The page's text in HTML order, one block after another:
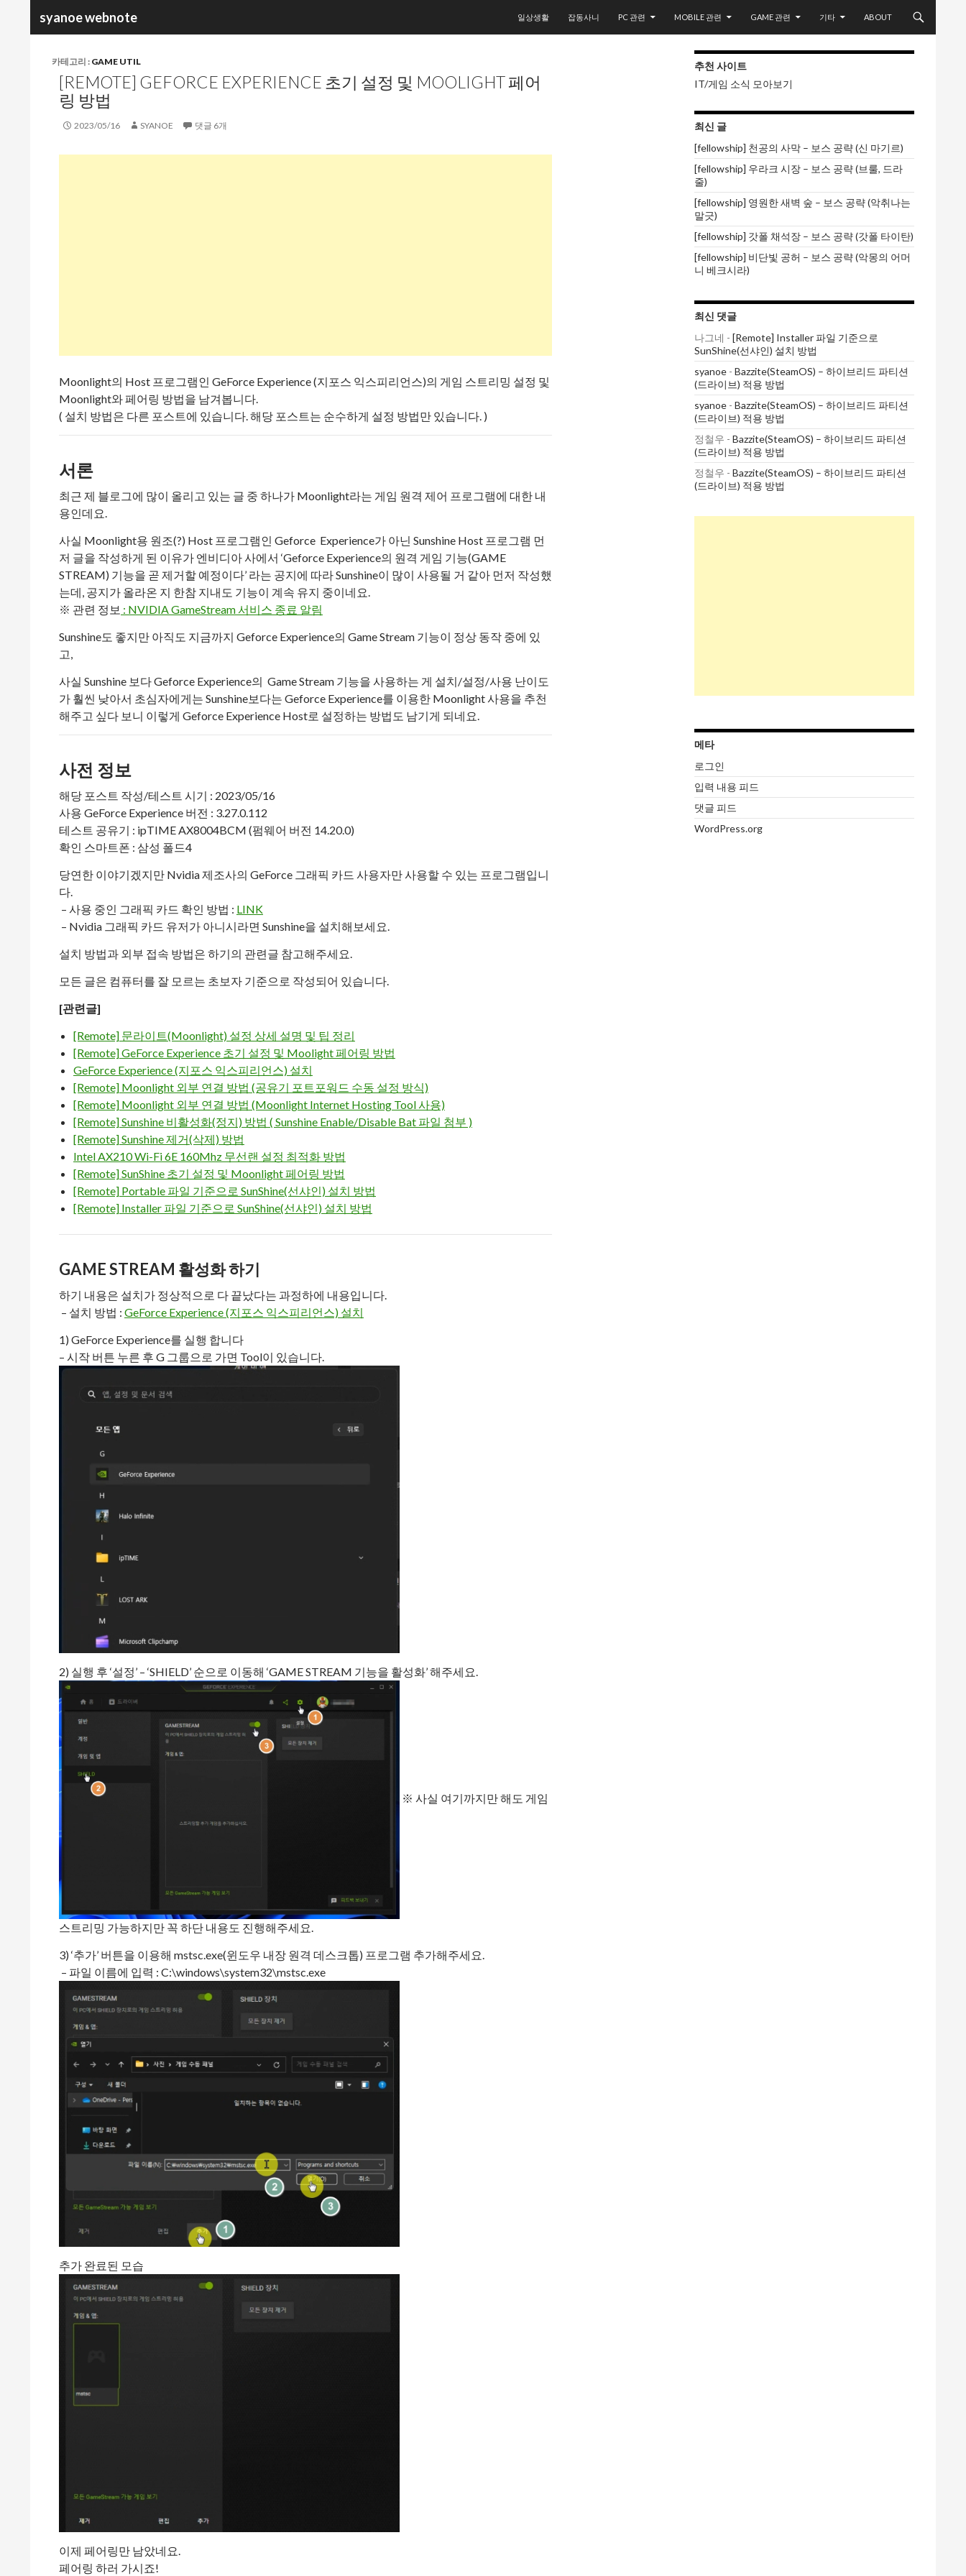
syanoe webnote
색
일상생활
잡동사니 PC 관련 MOBILE 관련 GAME 관련 기타 ABOUT
카테고리 : GAME UTIL
[REMOTE] GEFORCE EXPERIENCE 초기 설정 및 MOOLIGHT 페어
링 방법
2023/05/16 SYANOE 댓글 6개
Moonlight의 Host 프로그램인 GeForce Experience (지포스 익스피리언스)의 게임 스트리밍 설정 및
Moonlight와 페어링 방법을 남겨봅니다.
( 설치 방법은 다른 포스트에 있습니다. 해당 포스트는 순수하게 설정 방법만 있습니다. )
서론
최근 제 블로그에 많이 올리고 있는 글 중 하나가 Moonlight라는 게임 원격 제어 프로그램에 대한 내
용인데요.
사실 Moonlight용 원조(?) Host 프로그램인 Geforce Experience가 아닌 Sunshine Host 프로그램 먼
저 글을 작성하게 된 이유가 엔비디아 사에서 ‘Geforce Experience의 원격 게임 기능(GAME
STREAM) 기능을 곧 제거할 예정이다’ 라는 공지에 따라 Sunshine이 많이 사용될 거 같아 먼저 작성했
는데, 공지가 올라온 지 한참 지내도 기능이 계속 유지 중이네요.
※ 관련 정보 : NVIDIA GameStream 서비스 종료 알림
Sunshine도 좋지만 아직도 지금까지 Geforce Experience의 Game Stream 기능이 정상 동작 중에 있
고,
사실 Sunshine 보다 Geforce Experience의 Game Stream 기능을 사용하는 게 설치/설정/사용 난이도
가 훨씬 낮아서 초심자에게는 Sunshine보다는 Geforce Experience를 이용한 Moonlight 사용을 추천
해주고 싶다 보니 이렇게 Geforce Experience Host로 설정하는 방법도 남기게 되네요.
사전 정보
해당 포스트 작성/테스트 시기 : 2023/05/16
사용 GeForce Experience 버전 : 3.27.0.112
테스트 공유기 : ipTIME AX8004BCM (펌웨어 버전 14.20.0)
확인 스마트폰 : 삼성 폴드4
당연한 이야기겠지만 Nvidia 제조사의 GeForce 그래픽 카드 사용자만 사용할 수 있는 프로그램입니
다.
– 사용 중인 그래픽 카드 확인 방법 : LINK
– Nvidia 그래픽 카드 유저가 아니시라면 Sunshine을 설치해보세요.
설치 방법과 외부 접속 방법은 하기의 관련글 참고해주세요.
모든 글은 컴퓨터를 잘 모르는 초보자 기준으로 작성되어 있습니다.
[관련글]
[Remote] 문라이트(Moonlight) 설정 상세 설명 및 팁 정리
[Remote] GeForce Experience 초기 설정 및 Moolight 페어링 방법
GeForce Experience (지포스 익스피리언스) 설치
[Remote] Moonlight 외부 연결 방법 (공유기 포트포워드 수동 설정 방식)
[Remote] Moonlight 외부 연결 방법 (Moonlight Internet Hosting Tool 사용)
[Remote] Sunshine 비활성화(정지) 방법 ( Sunshine Enable/Disable Bat 파일 첨부 )
[Remote] Sunshine 제거(삭제) 방법
Intel AX210 Wi-Fi 6E 160Mhz 무선랜 설정 최적화 방법
[Remote] SunShine 초기 설정 및 Moonlight 페어링 방법
[Remote] Portable 파일 기준으로 SunShine(선샤인) 설치 방법
[Remote] Installer 파일 기준으로 SunShine(선샤인) 설치 방법
GAME STREAM 활성화 하기
하기 내용은 설치가 정상적으로 다 끝났다는 과정하에 내용입니다.
– 설치 방법 : GeForce Experience (지포스 익스피리언스) 설치
1) GeForce Experience를 실행 합니다
– 시작 버튼 누른 후 G 그룹으로 가면 Tool이 있습니다.
2) 실행 후 ‘설정’ – ‘SHIELD’ 순으로 이동해 ‘GAME STREAM 기능을 활성화’ 해주세요.
※ 사실 여기까지만 해도 게임
스트리밍 가능하지만 꼭 하단 내용도 진행해주세요.
3) ‘추가’ 버튼을 이용해 mstsc.exe(윈도우 내장 원격 데스크톱) 프로그램 추가해주세요.
– 파일 이름에 입력 : C:\windows\system32\mstsc.exe
추가 완료된 모습
이제 페어링만 남았네요.
페어링 하러 가시죠!
추천 사이트
IT/게임 소식 모아보기
최신 글
[fellowship] 천공의 사막 – 보스 공략 (신 마기르)
[fellowship] 우라크 시장 – 보스 공략 (브룰, 드라
줄)
[fellowship] 영원한 새벽 숲 – 보스 공략 (악취나는
말긋)
[fellowship] 갓폴 채석장 – 보스 공략 (갓폴 타이탄)
[fellowship] 비단빛 공허 – 보스 공략 (악몽의 어머
니 베크시라)
최신 댓글
나그네 - [Remote] Installer 파일 기준으로
SunShine(선샤인) 설치 방법
syanoe - Bazzite(SteamOS) – 하이브리드 파티션
(드라이브) 적용 방법
syanoe - Bazzite(SteamOS) – 하이브리드 파티션
(드라이브) 적용 방법
정철우 - Bazzite(SteamOS) – 하이브리드 파티션
(드라이브) 적용 방법
정철우 - Bazzite(SteamOS) – 하이브리드 파티션
(드라이브) 적용 방법
메타
로그인
입력 내용 피드
댓글 피드
WordPress.org